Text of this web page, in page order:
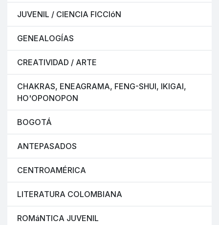
JUVENIL / CIENCIA FICCIóN
GENEALOGÍAS
CREATIVIDAD / ARTE
CHAKRAS, ENEAGRAMA, FENG-SHUI, IKIGAI,
HO'OPONOPON
BOGOTÁ
ANTEPASADOS
CENTROAMÉRICA
LITERATURA COLOMBIANA
ROMáNTICA JUVENIL